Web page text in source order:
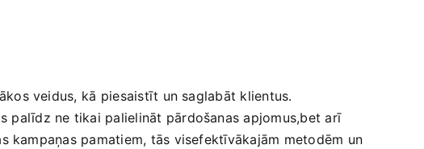
veidus, kā ⁤piesaistīt un saglabāt klientus.
palīdz ne tikai palielināt pārdošanas apjomus,bet arī
kampaņas pamatiem, tās visefektīvākajām metodēm un